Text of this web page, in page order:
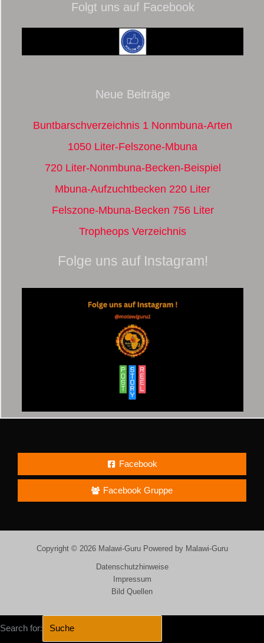
Folgt uns auf Facebook
Neue Beiträge
Buntbarschverzeichnis 1 Nonmbuna-Arten
1050 Liter-Felszone-Mbuna
720 Liter-Nonmbuna-Becken-Beispiel
Mbuna-Aufzuchtbecken 220 Liter
Felszone-Mbuna-Becken 756 Liter
Tropheops Verzeichnis
Folge uns auf Instagram!
Facebook
Facebook Gruppe
Copyright © 2026 Malawi-Guru Powered by Malawi-Guru
Datenschutzhinweise
Impressum
Bild Quellen
Search for: